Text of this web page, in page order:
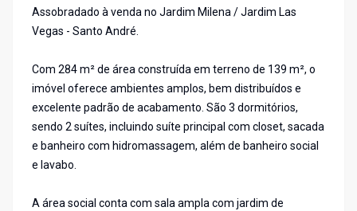
Assobradado à venda no Jardim Milena / Jardim Las
Vegas - Santo André.
Com 284 m² de área construída em terreno de 139 m², o
imóvel oferece ambientes amplos, bem distribuídos e
excelente padrão de acabamento. São 3 dormitórios,
sendo 2 suítes, incluindo suíte principal com closet, sacada
e banheiro com hidromassagem, além de banheiro social
e lavabo.
A área social conta com sala ampla com jardim de